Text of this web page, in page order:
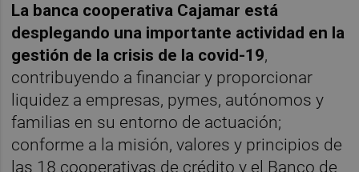
La banca cooperativa Cajamar está
desplegando una importante actividad en la
gestión de la crisis de la covid-19,
contribuyendo a financiar y proporcionar
liquidez a empresas, pymes, autónomos y
familias en su entorno de actuación;
conforme a la misión, valores y principios de
las 18 cooperativas de crédito y el Banco de